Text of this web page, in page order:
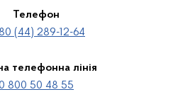
Телефон
(44) 289-12-64
телефонна лінія
800 50 48 55